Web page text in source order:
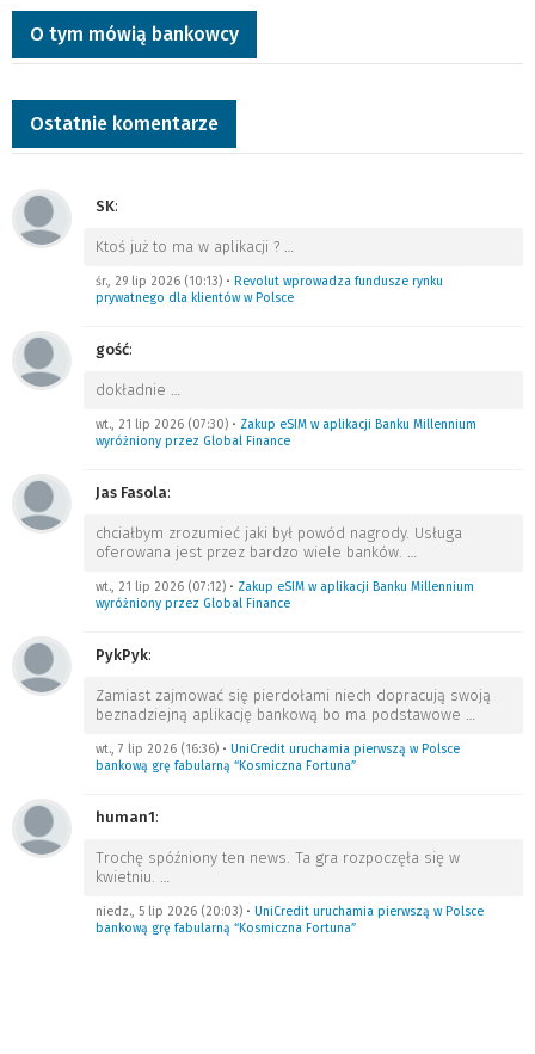
O tym mówią bankowcy
Ostatnie komentarze
SK:
Ktoś już to ma w aplikacji ? …
śr., 29 lip 2026 (10:13) • Revolut wprowadza fundusze rynku
prywatnego dla klientów w Polsce
gość:
dokładnie …
wt., 21 lip 2026 (07:30) • Zakup eSIM w aplikacji Banku Millennium
wyróżniony przez Global Finance
Jas Fasola:
chciałbym zrozumieć jaki był powód nagrody. Usługa
oferowana jest przez bardzo wiele banków. …
wt., 21 lip 2026 (07:12) • Zakup eSIM w aplikacji Banku Millennium
wyróżniony przez Global Finance
PykPyk:
Zamiast zajmować się pierdołami niech dopracują swoją
beznadziejną aplikację bankową bo ma podstawowe …
wt., 7 lip 2026 (16:36) • UniCredit uruchamia pierwszą w Polsce
bankową grę fabularną “Kosmiczna Fortuna”
human1:
Trochę spóźniony ten news. Ta gra rozpoczęła się w
kwietniu. …
niedz., 5 lip 2026 (20:03) • UniCredit uruchamia pierwszą w Polsce
bankową grę fabularną “Kosmiczna Fortuna”